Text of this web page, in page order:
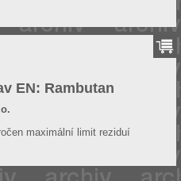
EN: Rambutan
maximální limit reziduí